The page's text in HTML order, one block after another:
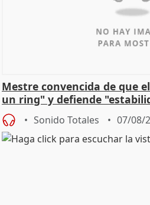
Mestre convencida de que
un ring" y defiende
Vox
Sonido Totales 07/08/